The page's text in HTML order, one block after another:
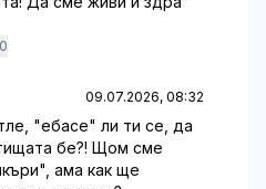
0
09.07.2026, 08:32
"ебасе" ли ти се, да
бе?! Щом сме
ама как ще